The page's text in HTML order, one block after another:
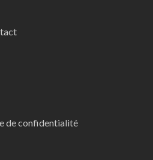
de confidentialité